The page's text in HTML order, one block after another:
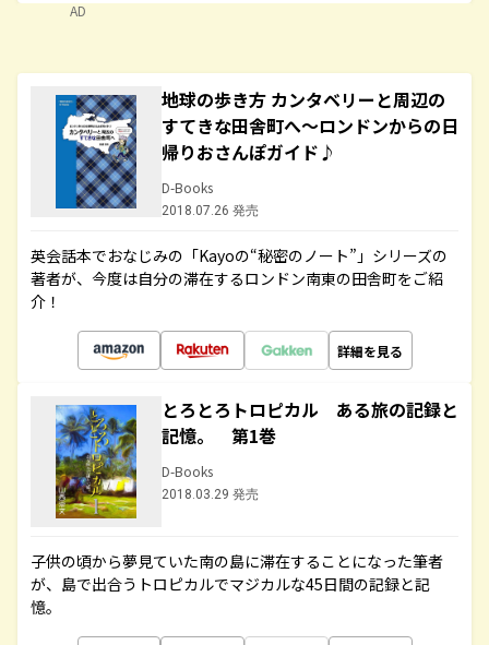
AD
地球の歩き方 カンタベリーと周辺の
すてきな田舎町へ～ロンドンからの日
帰りおさんぽガイド♪
D-Books
2018.07.26 発売
英会話本でおなじみの「Kayoの“秘密のノート”」シリーズの
著者が、今度は自分の滞在するロンドン南東の田舎町をご紹
介！
詳細を見る
とろとろトロピカル ある旅の記録と
記憶。 第1巻
D-Books
2018.03.29 発売
子供の頃から夢見ていた南の島に滞在することになった筆者
が、島で出合うトロピカルでマジカルな45日間の記録と記
憶。